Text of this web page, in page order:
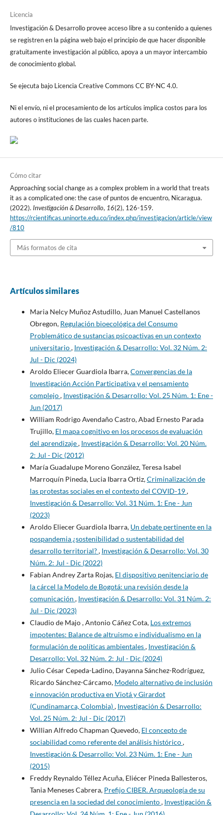
Licencia
Investigación & Desarrollo provee acceso libre a su contenido a quienes
se registren en la página web bajo el principio de que hacer disponible
gratuitamente investigación al público, apoya a un mayor intercambio
de conocimiento global.
Se ejecuta bajo Licencia Creative Commons CC BY-NC 4.0.
Ni el envío, ni el procesamiento de los artículos implica costos para los
autores o instituciones de las cuales hacen parte.
Cómo citar
Approaching social change as a complex problem in a world that treats
it as a complicated one: the case of puntos de encuentro, Nicaragua.
(2022). Investigación & Desarrollo, 16(2), 126-159.
https://rcientificas.uninorte.edu.co/index.php/investigacion/article/view
/810
Más formatos de cita
Artículos similares
Maria Nelcy Muñoz Astudillo, Juan Manuel Castellanos
Obregon, Regulación bioecológica del Consumo
Problemático de sustancias psicoactivas en un contexto
universitario, Investigación & Desarrollo: Vol. 32 Núm. 2:
Jul - Dic (2024)
Aroldo Eliecer Guardiola Ibarra,Convergencias de la
Investigación Acción Participativa y el pensamiento
complejo, Investigación & Desarrollo: Vol. 25 Núm. 1: Ene -
Jun (2017)
William Rodrigo Avendaño Castro, Abad Ernesto Parada
Trujillo, El mapa cognitivo en los procesos de evaluación
del aprendizaje, Investigación & Desarrollo: Vol. 20 Núm.
2: Jul - Dic (2012)
María Guadalupe Moreno González, Teresa Isabel
Marroquín Pineda, Lucia Ibarra Ortiz,Criminalización de
las protestas sociales en el contexto del COVID-19,
Investigación & Desarrollo: Vol. 31 Núm. 1: Ene - Jun
(2023)
Aroldo Eliecer Guardiola Ibarra, Un debate pertinente en la
pospandemia ¿sostenibilidad o sustentabilidad del
desarrollo territorial?, Investigación & Desarrollo: Vol. 30
Núm. 2: Jul - Dic (2022)
Fabian Andrey Zarta Rojas, El dispositivo penitenciario de
la cárcel la Modelo de Bogotá: una revisión desde la
comunicación , Investigación & Desarrollo: Vol. 31 Núm. 2:
Jul - Dic (2023)
Claudio de Majo , Antonio Cáñez Cota, Los extremos
impotentes: Balance de altruismo e individualismo en la
formulación de políticas ambientales, Investigación &
Desarrollo: Vol. 32 Núm. 2: Jul - Dic (2024)
Julio César Cepeda-Ladino, Dayanna Sánchez-Rodríguez,
Ricardo Sánchez-Cárcamo, Modelo alternativo de inclusión
e innovación productiva en Viotá y Girardot
(Cundinamarca, Colombia), Investigación & Desarrollo:
Vol. 25 Núm. 2: Jul - Dic (2017)
Willian Alfredo Chapman Quevedo, El concepto de
sociabilidad como referente del análisis histórico,
Investigación & Desarrollo: Vol. 23 Núm. 1: Ene - Jun
(2015)
Freddy Reynaldo Téllez Acuña, Eliécer Pineda Ballesteros,
Tania Meneses Cabrera, Prefijo CIBER. Arqueología de su
presencia en la sociedad del conocimiento, Investigación &